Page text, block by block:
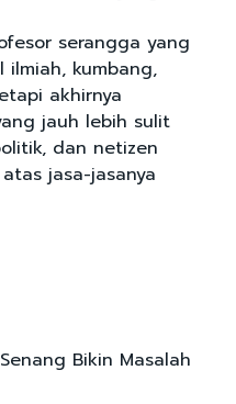
serangga yang
ilmiah, kumbang,
akhirnya
jauh lebih sulit
dan netizen
jasa-jasanya
Bikin Masalah